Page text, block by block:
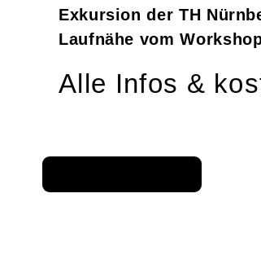
Exkursion der TH
Laufnähe vom
Alle Infos &